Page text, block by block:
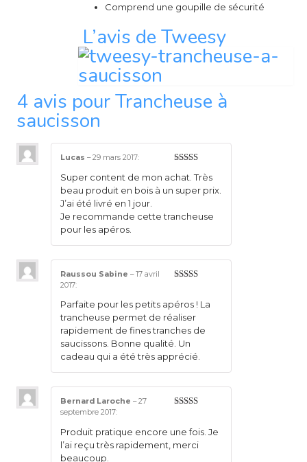
Comprend une goupille de sécurité
L’avis de Tweesy
4 avis pourTrancheuse à
saucisson
Lucas –29 mars 2017:
Super content de mon achat. Très
beau produit en bois à un super prix.
J’ai été livré en 1 jour.
Je recommande cette trancheuse
pour les apéros.
Raussou Sabine –17 avril
2017:
Parfaite pour les petits apéros ! La
trancheuse permet de réaliser
rapidement de fines tranches de
saucissons. Bonne qualité. Un
cadeau qui a été très apprécié.
Bernard Laroche –27
septembre 2017:
Produit pratique encore une fois. Je
l’ai reçu très rapidement, merci
beaucoup.